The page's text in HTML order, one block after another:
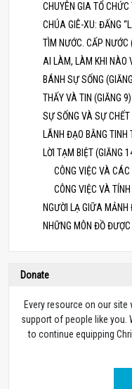
CHUYÊN GIA TỔ
CHÚA GIÊ-XU: ĐẤNG
TÌM NƯỚC. CẤP NƯỚC
AI LÀM, LÀM KHI NÀO
BÁNH SỰ SỐNG
THẤY VÀ TIN (GIĂNG 9)
SỰ SỐNG VÀ SỰ
LÃNH ĐẠO BẰNG TINH
LỜI TẠM BIỆT (GIĂNG
CÔNG VIỆC VÀ
CÔNG VIỆC VÀ
NGƯỜI LẠ GIỮA
NHỮNG MÔN ĐỒ
Donate
Every resource on our
support of people like you.
to continue equipping